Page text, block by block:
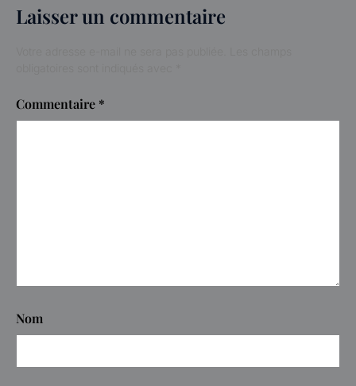
Laisser un commentaire
Commentaire *
Nom